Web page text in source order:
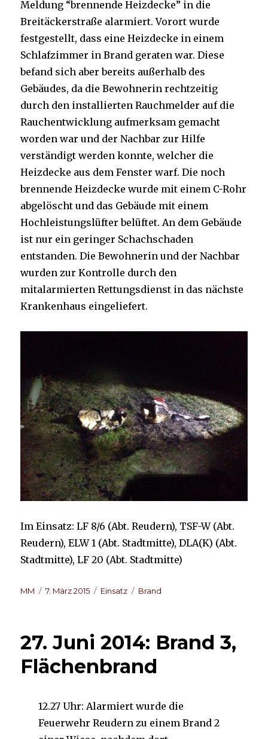
Meldung “brennende Heizdecke” in die
Breitäckerstraße alarmiert. Vorort wurde
festgestellt, dass eine Heizdecke in einem
Schlafzimmer in Brand geraten war. Diese
befand sich aber bereits außerhalb des
Gebäudes, da die Bewohnerin rechtzeitig
durch den installierten Rauchmelder auf die
Rauchentwicklung aufmerksam gemacht
worden war und der Nachbar zur Hilfe
verständigt werden konnte, welcher die
Heizdecke aus dem Fenster warf. Die noch
brennende Heizdecke wurde mit einem C-Rohr
abgelöscht und das Gebäude mit einem
Hochleistungslüfter belüftet. An dem Gebäude
ist nur ein geringer Schachschaden
entstanden. Die Bewohnerin und der Nachbar
wurden zur Kontrolle durch den
mitalarmierten Rettungsdienst in das nächste
Krankenhaus eingeliefert.
Im Einsatz: LF 8/6 (Abt. Reudern), TSF-W (Abt.
Reudern), ELW 1 (Abt. Stadtmitte), DLA(K) (Abt.
Stadtmitte), LF 20 (Abt. Stadtmitte)
Autor
MM
Veröffentlicht
7. März 2015 Kategorien
Einsatz Schlagwörter
Brand
27. Juni 2014: Brand 3,
Flächenbrand
12.27 Uhr: Alarmiert wurde die
Feuerwehr Reudern zu einem Brand 2